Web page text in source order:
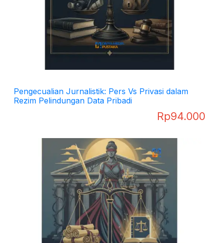
Pengecualian Jurnalistik: Pers Vs Privasi dalam
Rezim Pelindungan Data Pribadi
Rp94.000